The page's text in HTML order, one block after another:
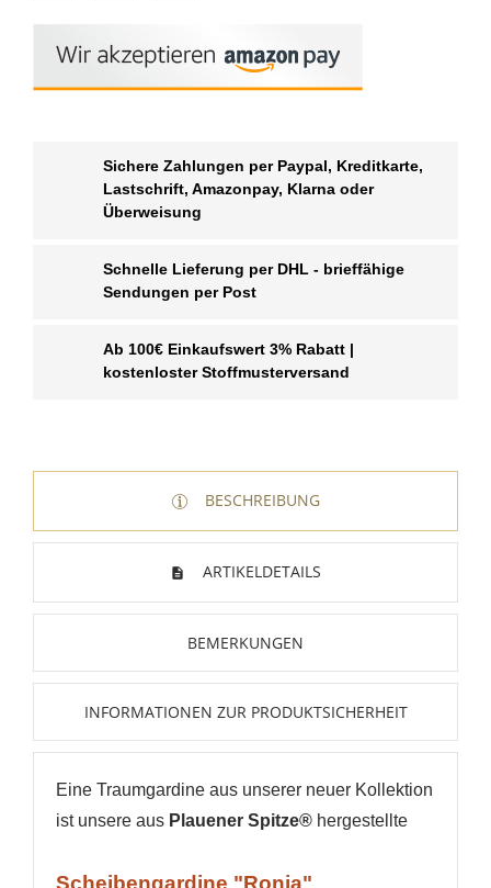
Sichere Zahlungen per Paypal, Kreditkarte,
Lastschrift, Amazonpay, Klarna oder
Überweisung
Schnelle Lieferung per DHL - brieffähige
Sendungen per Post
Ab 100€ Einkaufswert 3% Rabatt |
kostenloster Stoffmusterversand
BESCHREIBUNG
ARTIKELDETAILS
BEMERKUNGEN
INFORMATIONEN ZUR PRODUKTSICHERHEIT
Eine Traumgardine aus unserer neuer Kollektion
ist unsere aus Plauener Spitze® hergestellte
Scheibengardine "Ronja"